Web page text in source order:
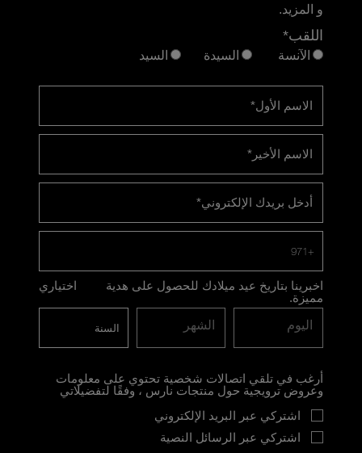
و المزيد.
اللقب*
الآنسة السيدة السيد
الاسم الأول*
الاسم الأخير *
أدخل بريدك الإلكتروني*
+971
اخبرينا بتاريخ عيد ميلادك للحصول على هدية
مميزة.
اختياري
اليوم الشهر
أرغب في تلقي اتصالات شخصية تحتوي على معلومات
وعروض ترويجية حول منتجات نارس ، وفقًا لتفضيلاتي
اشتركي عبر البريد الإلكتروني
اشتركي عبر الرسائل النصية